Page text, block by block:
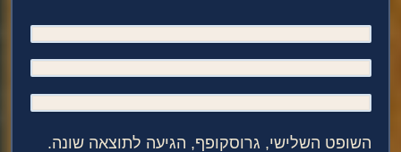
השופט השלישי, גרוסקופף, הגיעה לתוצאה שונה.